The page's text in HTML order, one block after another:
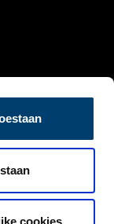
cookies